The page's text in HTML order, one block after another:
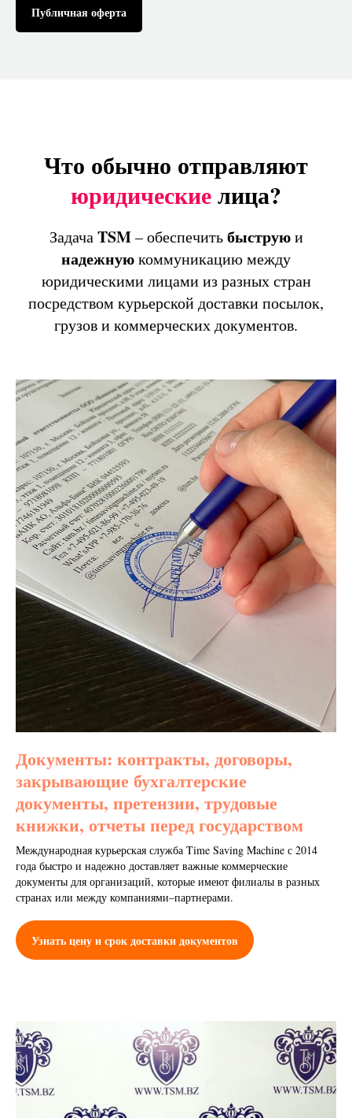
Публичная оферта
Что обычно отправляют
юридическиелица?
ЗадачаTSM– обеспечитьбыструюи
надежнуюкоммуникацию между
юридическими лицами из разных стран
посредством курьерской доставки посылок,
грузов и коммерческих документов.
Документы: контракты, договоры,
закрывающие бухгалтерские
документы, претензии, трудовые
книжки, отчеты перед государством
Международная курьерская служба Time Saving Machine с 2014
года быстро и надежно доставляет важные коммерческие
документы для организаций, которые имеют филиалы в разных
странах или между компаниями–партнерами.
Узнать цену и срок доставки документов